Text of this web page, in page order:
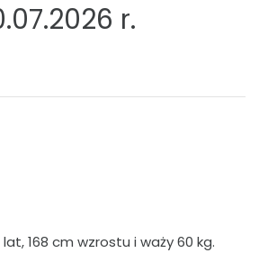
r.
168 cm wzrostu i waży 60 kg.